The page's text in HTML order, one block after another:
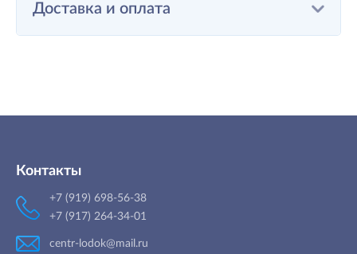
Доставка и оплата
Контакты
+7 (919) 698-56-38
+7 (917) 264-34-01
centr-lodok@mail.ru